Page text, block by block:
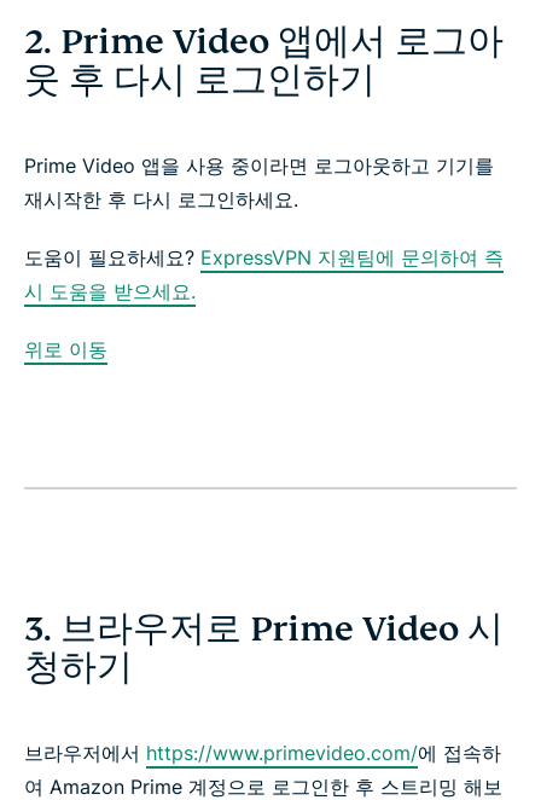
2. Prime Video 앱에서 로그아
웃 후 다시 로그인하기
Prime Video 앱을 사용 중이라면 로그아웃하고 기기를
재시작한 후 다시 로그인하세요.
도움이 필요하세요? ExpressVPN 지원팀에 문의하여 즉
시 도움을 받으세요.
위로 이동
3. 브라우저로 Prime Video 시
청하기
브라우저에서 https://www.primevideo.com/에 접속하
여 Amazon Prime 계정으로 로그인한 후 스트리밍 해보